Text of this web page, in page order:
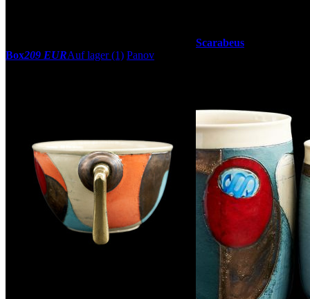
Scarabeus
Box209 EURAuf lager (1) Panov